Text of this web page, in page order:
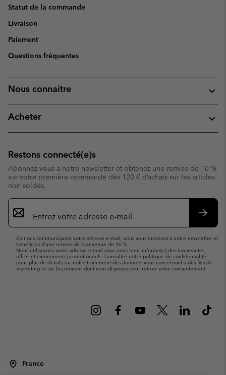
Statut de la commande
Livraison
Paiement
Questions fréquentes
Nous connaitre
Acheter
Restons connecté(e)s
Abonnez-vous à notre newsletter et obtenez une remise de 10 %
sur votre première commande dès 120 € d’achats sur les articles
non soldés.
Inscription
par
e-
En nous communiquant votre adresse e-mail, vous vous inscrivez à notre newsletter et
bénéficiez d’une remise de bienvenue de 10 %.
Nous utiliserons votre adresse e-mail pour vous tenir informé(e) des nouveautés,
offres et événements promotionnels. Consultez notre politique de confidentialité
pour plus de détails sur notre traitement des données vous concernant à des fins de
marketing et sur les moyens dont vous disposez pour retirer votre consentement.
France